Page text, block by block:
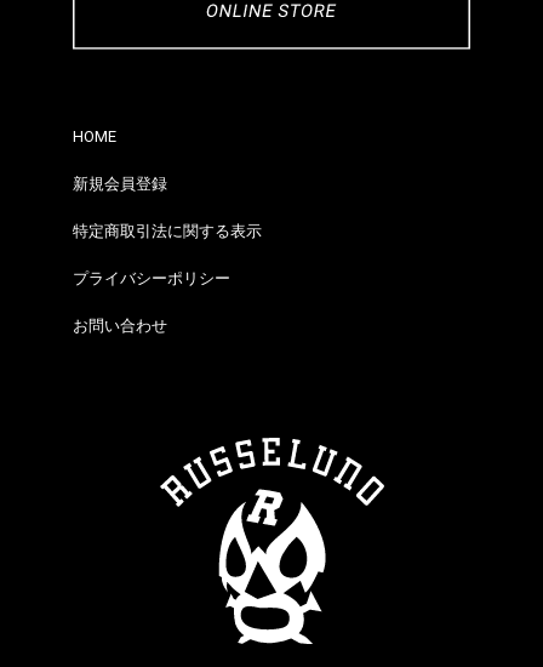
HOME
新規会員登録
特定商取引法に関する表示
プライバシーポリシー
お問い合わせ